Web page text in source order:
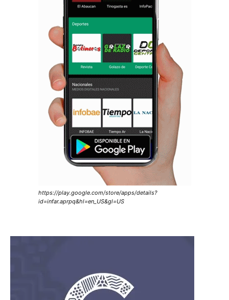
https://play.google.com/store/apps/details?
id=infar.aprpq&hl=en_US&gl=US